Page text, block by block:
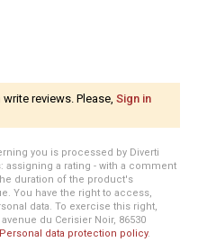
reviews. Please, Sign in
you is processed by Diverti
assigning a rating - with a comment
duration of the product's
You have the right to access,
data. To exercise this right,
du Cerisier Noir, 86530
Personal data protection policy.